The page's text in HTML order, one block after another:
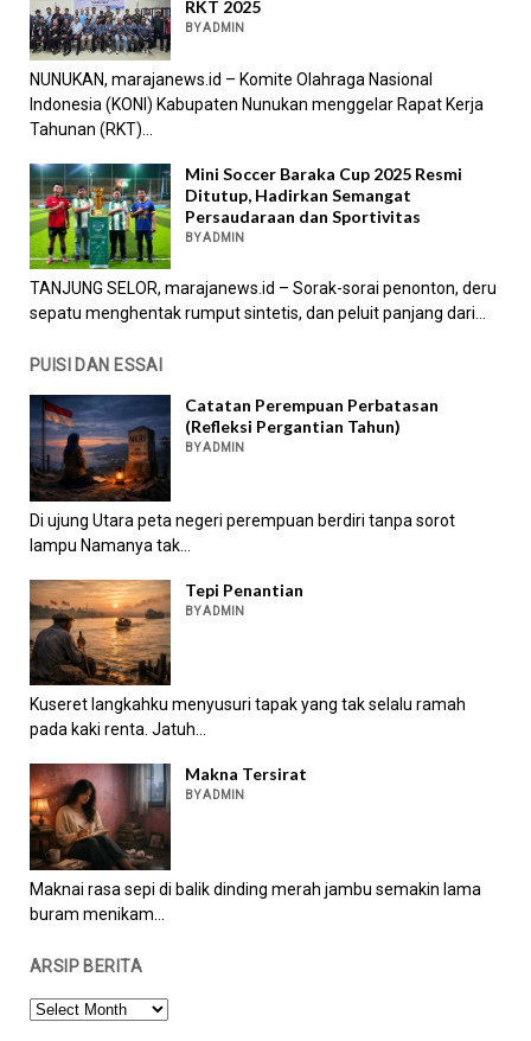
RKT 2025
BY ADMIN
NUNUKAN, marajanews.id – Komite Olahraga Nasional
Indonesia (KONI) Kabupaten Nunukan menggelar Rapat Kerja
Tahunan (RKT)...
Mini Soccer Baraka Cup 2025 Resmi
Ditutup, Hadirkan Semangat
Persaudaraan dan Sportivitas
BY ADMIN
TANJUNG SELOR, marajanews.id – Sorak-sorai penonton, deru
sepatu menghentak rumput sintetis, dan peluit panjang dari...
PUISI DAN ESSAI
Catatan Perempuan Perbatasan
(Refleksi Pergantian Tahun)
BY ADMIN
Di ujung Utara peta negeri perempuan berdiri tanpa sorot
lampu Namanya tak...
Tepi Penantian
BY ADMIN
Kuseret langkahku menyusuri tapak yang tak selalu ramah
pada kaki renta. Jatuh...
Makna Tersirat
BY ADMIN
Maknai rasa sepi di balik dinding merah jambu semakin lama
buram menikam...
ARSIP BERITA
ARSIP